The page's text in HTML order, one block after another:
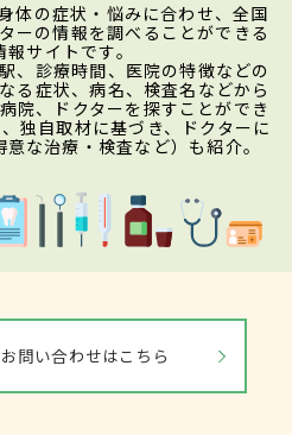
体の症状・悩みに合わせ、全国
ーの情報を調べることができる
サイトです。
、診療時間、医院の特徴などの
る症状、病名、検査名などから
院、ドクターを探すことができ
独自取材に基づき、ドクターに
な治療・検査など）も紹介。
問い合わせはこちら